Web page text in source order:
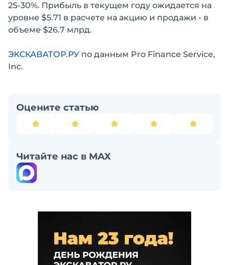
25-30%. Прибыль в текущем году ожидается на
уровне $5.71 в расчете на акцию и продажи - в
объеме $26.7 млрд.
ЭКСКАВАТОР.РУ по данным Pro Finance Service,
Inc.
Оцените статью
Читайте нас в MAX